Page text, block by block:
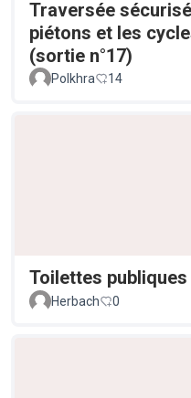
Traversée
piétons et les
(sortie n°17)
Polkhra 14
Toilettes publiques
Herbach
0